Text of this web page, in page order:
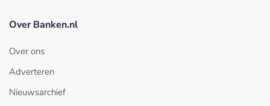
Over Banken.nl
Over ons
Adverteren
Nieuwsarchief